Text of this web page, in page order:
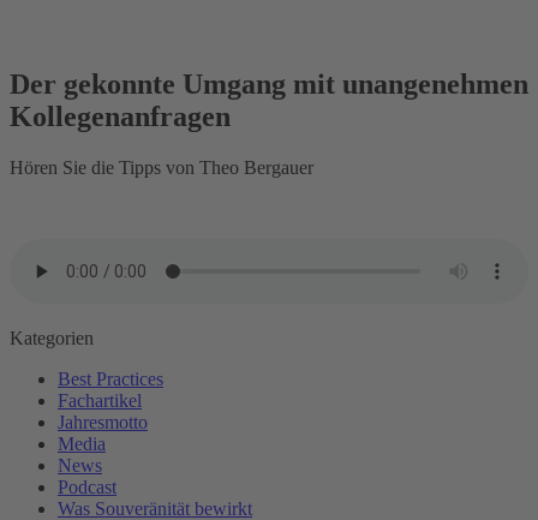
Der gekonnte Umgang mit unangenehmen
Kollegenanfragen
Hören Sie die Tipps von Theo Bergauer
Beitragsnavigation
Kategorien
Best Practices
Fachartikel
Jahresmotto
Media
News
Podcast
Was Souveränität bewirkt